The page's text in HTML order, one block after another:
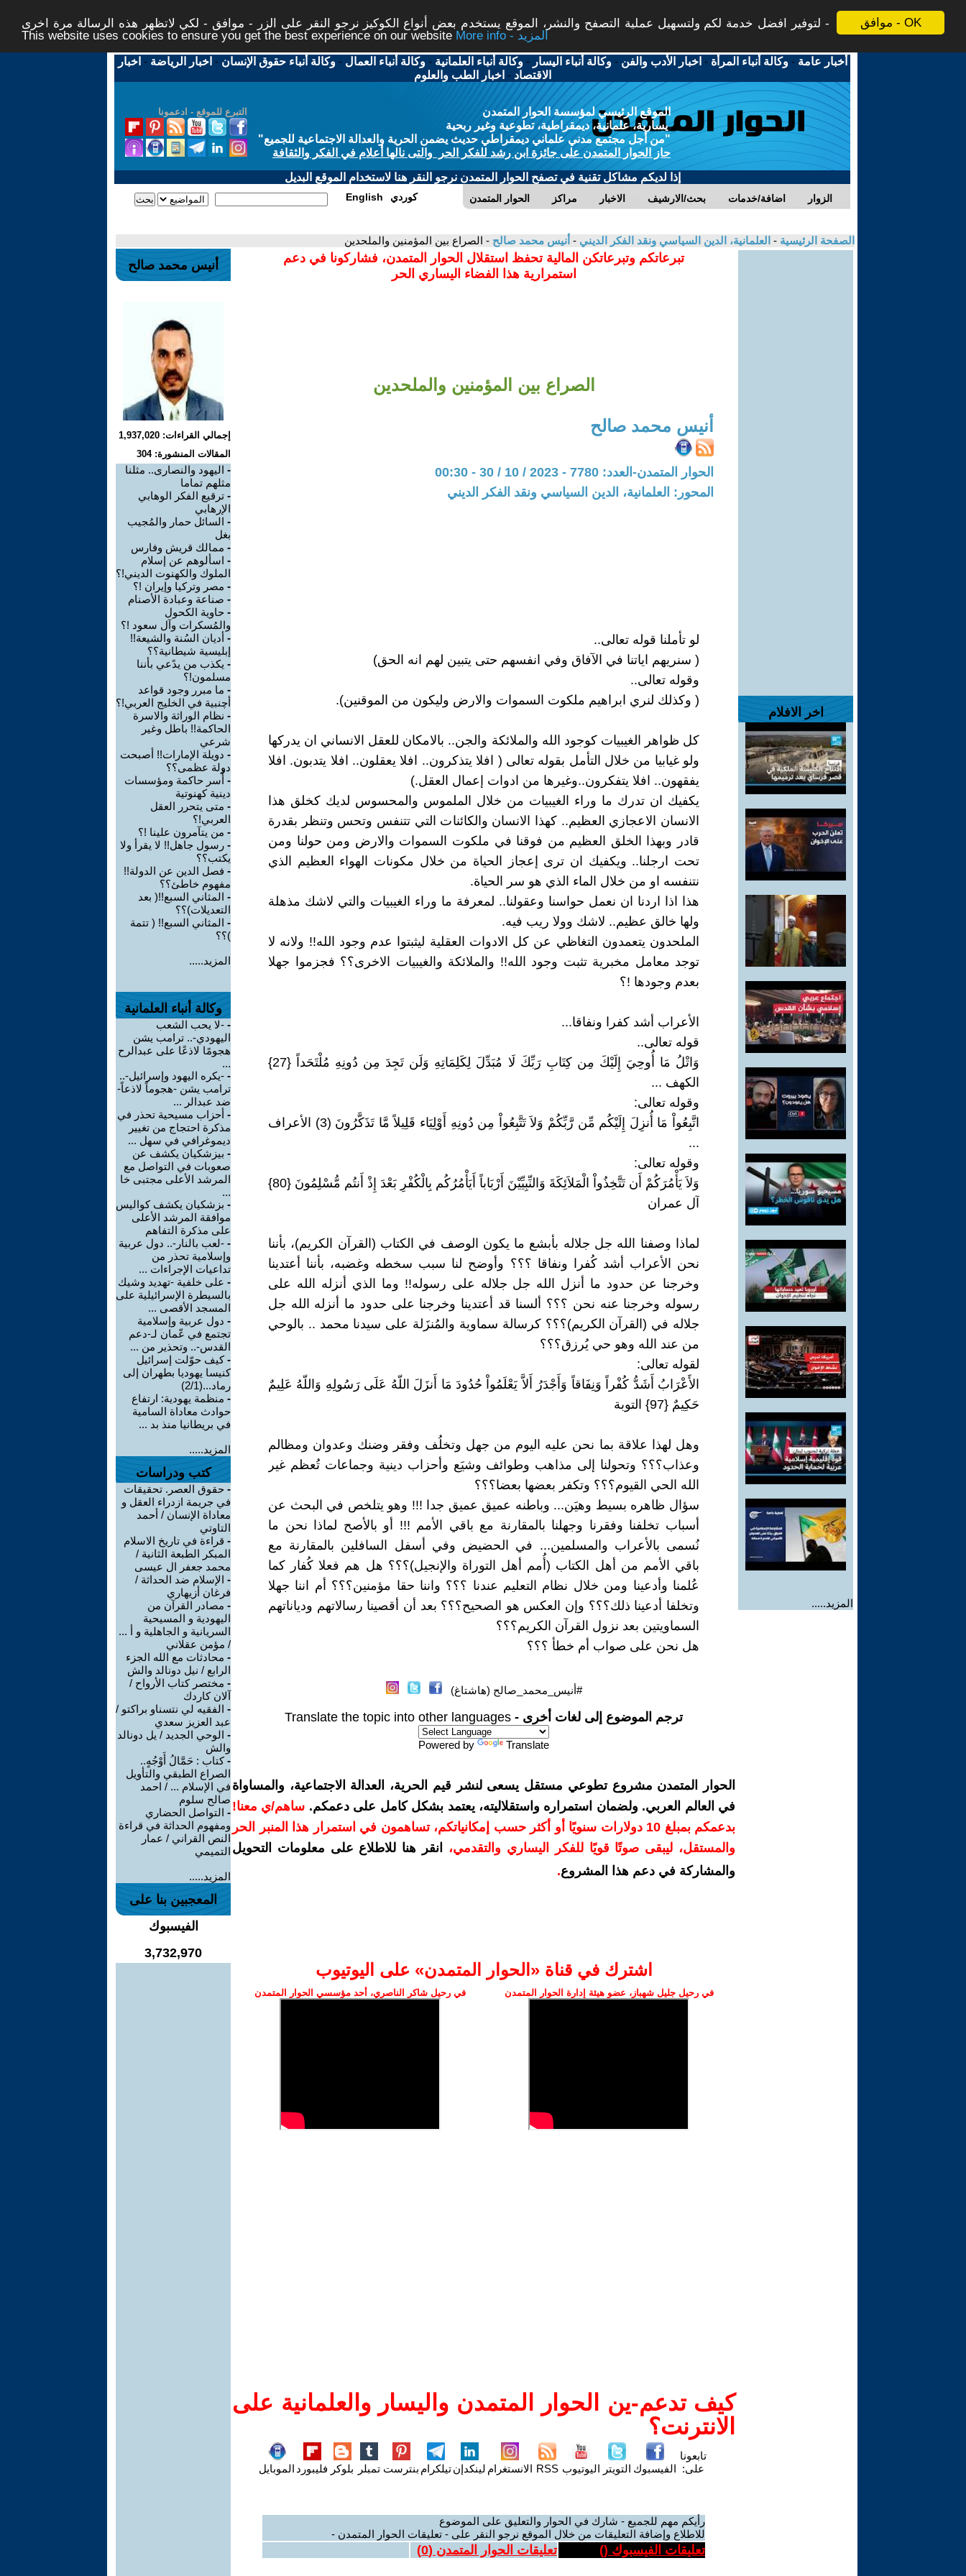
موافق - OK
لتوفير افضل خدمة لكم ولتسهيل عملية التصفح والنشر، الموقع يستخدم بعض أنواع الكوكيز نرجو النقر على الزر - موافق - لكي لاتظهر هذه الرسالة مرة اخرى -
This website uses cookies to ensure you get the best experience on our website
More info - المزيد
أخبار عامة -وكالة أنباء المرأة - اخبار الأدب والفن -وكالة أنباء اليسار -وكالة أنباء العلمانية -وكالة أنباء العمال -وكالة أنباء حقوق الإنسان - اخبار الرياضة - اخبار
الاقتصاد - اخبار الطب والعلوم
التبرع للموقع - ادعمونا
الموقع الرئيسي لمؤسسة الحوار المتمدن
يسارية، علمانية، ديمقراطية، تطوعية وغير ربحية
"من أجل مجتمع مدني علماني ديمقراطي حديث يضمن الحرية والعدالة الاجتماعية للجميع"
حاز الحوار المتمدن على جائزة ابن رشد للفكر الحر والتى نالها أعلام في الفكر والثقافة
إذا لديكم مشاكل تقنية في تصفح الحوار المتمدن نرجو النقر هنا لاستخدام الموقع البديل
الحوار المتمدن مراكز الاخبار بحث/الارشيف اضافة/خدمات الزوار English كوردي
الصفحة الرئيسية - العلمانية، الدين السياسي ونقد الفكر الديني - أنيس محمد صالح - الصراع بين المؤمنين والملحدين
اخر الافلام
المزيد.....
تبرعاتكم وتبرعاتكن المالية تحفظ استقلال الحوار المتمدن، فشاركونا في دعم
استمرارية هذا الفضاء اليساري الحر
الصراع بين المؤمنين والملحدين
أنيس محمد صالح
الحوار المتمدن-العدد: 7780 - 2023 / 10 / 30 - 00:30
المحور: العلمانية، الدين السياسي ونقد الفكر الديني
لو تأملنا قوله تعالى..
( سنريهم اياتنا في الآفاق وفي انفسهم حتى يتبين لهم انه الحق)
وقوله تعالى..
( وكذلك لنري ابراهيم ملكوت السموات والارض وليكون من الموقنين).
كل ظواهر الغيبيات كوجود الله والملائكة والجن.. بالامكان للعقل الانساني ان يدركها
ولو غيابيا من خلال التأمل بقوله تعالى ( افلا يتذكرون.. افلا يعقلون.. افلا يتدبون. افلا
يفقهون.. افلا يتفكرون..وغيرها من ادوات إعمال العقل.)
يكفيك ان تدرك ما وراء الغيبيات من خلال الملموس والمحسوس لديك كخلق هذا
الانسان الاعجازي العظيم.. كهذا الانسان والكائنات التي تتنفس وتحس وتنظر بقدرة
قادر وبهذا الخلق العظيم من فوقنا في ملكوت السموات والارض ومن حولنا ومن
تحت ارجلنا.. ويكفيك ان ترى إعجاز الحياة من خلال مكونات الهواء العظيم الذي
نتنفسه او من خلال الماء الذي هو سر الحياة.
هذا اذا اردنا ان نعمل حواسنا وعقولنا.. لمعرفة ما وراء الغيبيات والتي لاشك مذهلة
ولها خالق عظيم.. لاشك وولا ريب فيه.
الملحدون يتعمدون التغاظي عن كل الادوات العقلية ليثبتوا عدم وجود الله!! ولانه لا
توجد معامل مخبرية تثبت وجود الله!! والملائكة والغيبيات الاخرى؟؟ فجزموا جهلا
بعدم وجودها !؟
الأعراب أشد كفرا ونفاقا...
قوله تعالى..
وَاتْلُ مَا أُوحِيَ إِلَيْكَ مِن كِتَابِ رَبِّكَ لَا مُبَدِّلَ لِكَلِمَاتِهِ وَلَن تَجِدَ مِن دُونِهِ مُلْتَحَداً {27}
الكهف ...
وقوله تعالى:
اتَّبِعُواْ مَا أُنزِلَ إِلَيْكُم مِّن رَّبِّكُمْ وَلاَ تَتَّبِعُواْ مِن دُونِهِ أَوْلِيَاء قَلِيلاً مَّا تَذَكَّرُونَ (3) الأعراف
...
وقوله تعالى:
وَلاَ يَأْمُرَكُمْ أَن تَتَّخِذُواْ الْمَلاَئِكَةَ وَالنِّبِيِّيْنَ أَرْبَاباً أَيَأْمُرُكُم بِالْكُفْرِ بَعْدَ إِذْ أَنتُم مُّسْلِمُونَ {80}
آل عمران
لماذا وصفنا الله جل جلاله بأبشع ما يكون الوصف في الكتاب (القرآن الكريم)، بأننا
نحن الأعراب أشد كُفرا ونفاقا ؟؟؟ وأوضح لنا سبب سخطه وغضبه، بأننا أعتدينا
وخرجنا عن حدود ما أنزل الله جل جلاله على رسوله!! وما الذي أنزله الله على
رسوله وخرجنا عنه نحن ؟؟؟ ألسنا قد أعتدينا وخرجنا على حدود ما أنزله الله جل
جلاله في (القرآن الكريم)؟؟؟ كرسالة سماوية والمُنزَلة على سيدنا محمد .. بالوحي
من عند الله وهو حي يُرزق؟؟؟
لقوله تعالى:
الأَعْرَابُ أَشَدُّ كُفْراً وَنِفَاقاً وَأَجْدَرُ أَلاَّ يَعْلَمُواْ حُدُودَ مَا أَنزَلَ اللّهُ عَلَى رَسُولِهِ وَاللّهُ عَلِيمٌ
حَكِيمٌ {97} التوبة
وهل لهذا علاقة بما نحن عليه اليوم من جهل وتخلُف وفقر وضنك وعدوان ومظالم
وعذاب؟؟؟ وتحولنا إلى مذاهب وطوائف وشيَع وأحزاب دينية وجماعات تُعظم غير
الله الحي القيوم؟؟؟ وتكفر بعضها بعضا؟؟؟
سؤال ظاهره بسيط وهيَن... وباطنه عميق عميق جدا !!! وهو يتلخص في البحث عن
أسباب تخلفنا وفقرنا وجهلنا بالمقارنة مع باقي الأمم !!! أو بالأصح لماذا نحن ما
نُسمى بالأعراب والمسلمين... في الحضيض وفي أسفل السافلين بالمقارنة مع
باقي الأمم من أهل الكتاب (أُمم أهل التوراة والإنجيل)؟؟؟ هل هم فعلا كُفار كما
عُلمنا وأدعينا ومن خلال نظام التعليم عندنا ؟؟؟ واننا حقا مؤمنين؟؟؟ أم اننا جهلا
وتخلفا أدعينا ذلك؟؟؟ وإن العكس هو الصحيح؟؟؟ بعد أن أقصينا رسالاتهم ودياناتهم
السماويتين بعد نزول القرآن الكريم؟؟؟
هل نحن على صواب أم خطأ ؟؟؟
#أنيس_محمد_صالح (هاشتاغ)
ترجم الموضوع إلى لغات أخرى - Translate the topic into other languages
Powered by Translate
الحوار المتمدن مشروع تطوعي مستقل يسعى لنشر قيم الحرية، العدالة الاجتماعية، والمساواة
في العالم العربي. ولضمان استمراره واستقلاليته، يعتمد بشكل كامل على دعمكم. ساهم/ي معنا!
بدعمكم بمبلغ 10 دولارات سنويًا أو أكثر حسب إمكانياتكم، تساهمون في استمرار هذا المنبر الحر
والمستقل، ليبقى صوتًا قويًا للفكر اليساري والتقدمي،
انقر هنا للاطلاع على معلومات التحويل
والمشاركة في دعم هذا المشروع.
اشترك في قناة ‫«الحوار المتمدن» على اليوتيوب
في رحيل جليل شهباز، عضو هيئة إدارة الحوار المتمدن في رحيل شاكر الناصري، أحد مؤسسي الحوار المتمدن
كيف تدعم-ين الحوار المتمدن واليسار والعلمانية على
الانترنت؟
تابعونا
على: الفيسبوك التويتر اليوتيوب RSS الانستغرام لينكدإنتيلكرام بنترست تمبلر بلوكر فليبورد الموبايل
رأيكم مهم للجميع - شارك في الحوار والتعليق على الموضوع
للاطلاع وإضافة التعليقات من خلال الموقع نرجو النقر على - تعليقات الحوار المتمدن -
تعليقات الفيسبوك () تعليقات الحوار المتمدن (0
)
أنيس محمد صالح
إجمالي القراءات: 1,937,020
المقالات المنشورة: 304
- اليهود والنصارى.. مثلنا
مثلهم تماما
- ترقيع الفكر الوهابي
الإرهابي
- السائل حمار والمُجيب
بغل
- ممالك قريش وفارس
- اسألوهم عن إسلام
الملوك والكهنوت الديني!؟
- مصر وتركيا وإيران !؟
- صناعة وعبادة الأصنام
- حاوية الكحول
والمُسكرات وآل سعود !؟
- أديان السُنة والشيعة!!
إبليسية شيطانية؟؟
- يكذب من يدًعي بأننا
مسلمون!؟
- ما مبرر وجود قواعد
أچنبية في الخليج العربي!؟
- نظام الوراثة والاسرة
الحاكمة!! باطل وغير
شرعي
- دويلة الإمارات!! أصبحت
دولة عظمى؟؟
- أُسر حاكمة ومؤسسات
دينية كهنوتية
- متى يتحرر العقل
العربي!؟
- من يتآمرون علينا !؟
- رسول جاهل!! لا يقرأ ولا
يكتب؟؟
- فصل الدين عن الدولة!!
مفهوم خاطئ؟؟
- المثاني السبع!!( بعد
التعديلات)؟؟
- المثاني السبع!! ( تتمة
)؟؟
المزيد.....
وكالة أنباء العلمانية
- -لا يحب الشعب
اليهودي-.. ترامب يشن
هجومًا لاذعًا على عبدالرح
...
- -يكره اليهود وإسرائيل-..
ترامب يشن -هجوماً لاذعاً-
ضد عبدالر ...
- أحزاب مسيحية تحذر في
مذكرة احتجاج من تغيير
ديموغرافي في سهل ...
- بيزشكيان يكشف عن
صعوبات في التواصل مع
المرشد الأعلى مجتبى خا
...
- بزشكيان يكشف كواليس
موافقة المرشد الأعلى
على مذكرة التفاهم
- -لعب بالنار-.. دول عربية
وإسلامية تحذر من
تداعيات الإجراءات ...
- على خلفية -تهديد وشيك
بالسيطرة الإسرائيلية على
المسجد الأقصى ...
- دول عربية وإسلامية
تجتمع في عّمان لـ-دعم
القدس-.. وتحذير من ...
-كيف حوّلت إسرائيل
كنيسا يهوديا بطهران إلى
رماد...(2/1)
- منظمة يهودية: ارتفاع
حوادث معاداة السامية
في بريطانيا منذ بد ...
المزيد.....
كتب ودراسات
- حقوق العصر. تحقيقات
في جريمة ازدراء العقل و
معاداة الإنسان / أحمد
التاوتي
- قراءة في تاريخ الاسلام
المبكر الطبعة الثانية /
محمد جعفر ال عيسى
- الإسلام ضد الحداثة /
فرغان أزيهاري
- مصادر القرآن من
اليهودية و المسيحية
السريانية و الجاهلية و أ ...
/ مؤمن عقلاني
- محادثات مع الله الجزء
الرابع / نيل دونالد والش
- مختصر كتاب الأرواح /
آلان كاردك
- الفقيه لي نتسناو براكتو /
عبد العزيز سعدي
- الوحي الجديد / يل دونالد
والش
-كتاب : حَمَّالُ أَوْجُهٍ..
الصراع الطبقي والتأويل
في الإسلام ... / احمد
صالح سلوم
- التواصل الحضاري
ومفهوم الحداثة في قراءة
النص القراني / عمار
التميمي
المزيد.....
المعجبين بنا على
الفيسبوك
3,732,970